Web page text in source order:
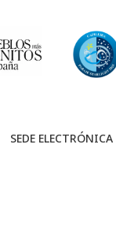
SEDE ELECTRÓNICA